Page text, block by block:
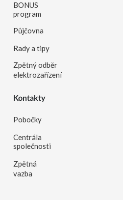
BONUS
program
Půjčovna
Rady a tipy
Zpětný odběr
elektrozařízení
Kontakty
Pobočky
Centrála
společnosti
Zpětná
vazba